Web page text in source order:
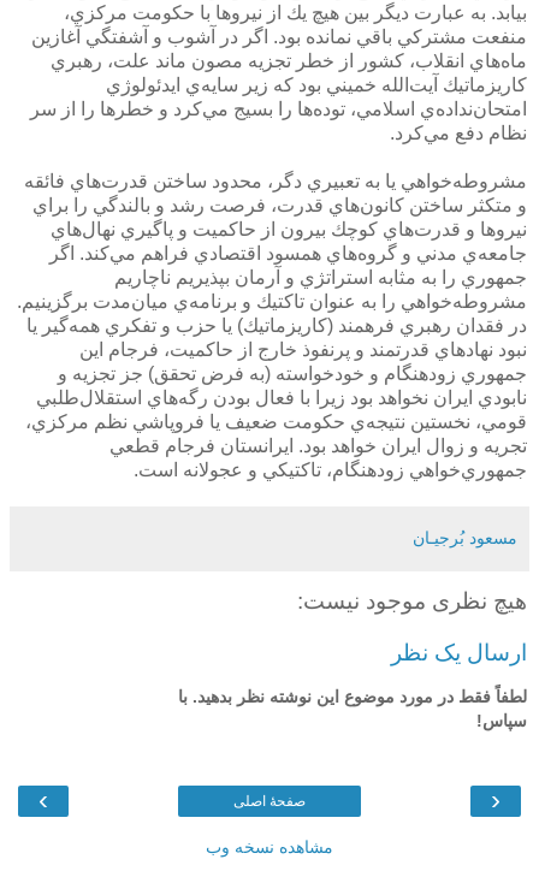
بيابد. به عبارت ديگر بين هيچ يك از نيروها با حكومت مركزي،
منفعت مشتركي باقي نمانده بود. اگر در آشوب و آشفتگي آغازين
ماه‌هاي انقلاب، كشور از خطر تجزيه مصون ماند علت، رهبري
كاريزماتيك آيت‌الله خميني بود كه زير سايه‌ي ايدئولوژي
امتحان‌نداده‌ي اسلامي، توده‌ها را بسيج مي‌كرد و خطرها را از سر
نظام دفع مي‌كرد.
مشروطه‌خواهي يا به تعبيري دگر، محدود ساختن قدرت‌هاي فائقه
و متكثر ساختن كانون‌هاي قدرت، فرصت رشد و بالندگي را براي
نيروها و قدرت‌هاي كوچك بيرون از حاكميت و پاگيري نهال‌هاي
جامعه‌ي مدني و گروه‌هاي همسود اقتصادي فراهم مي‌كند. اگر
جمهوري را به مثابه استراتژي و آرمان بپذيريم ناچاريم
مشروطه‌خواهي را به عنوان تاكتيك و برنامه‌ي ميان‌مدت برگزينيم.
در فقدان رهبري فرهمند (كاريزماتيك) يا حزب و تفكري همه‌گير يا
نبود نهادهاي قدرتمند و پرنفوذ خارج از حاكميت، فرجام اين
جمهوري‌ زودهنگام و خودخواسته (به فرض تحقق) جز تجزيه و
نابودي ايران نخواهد بود زيرا با فعال بودن رگه‌هاي استقلال‌طلبي
قومي، نخستين نتيجه‌ي حكومت ضعيف يا فروپاشي نظم مركزي،
تجريه و زوال ايران خواهد بود. ايرانستان فرجام قطعي
جمهوري‌خواهي زودهنگام، تاكتيكي و عجولانه است.
مسعود بُرجيـان
هیچ نظری موجود نیست:
ارسال یک نظر
لطفاً فقط در مورد موضوع این نوشته نظر بدهید. با
سپاس!
‹
› صفحهٔ اصلی
مشاهده نسخه وب